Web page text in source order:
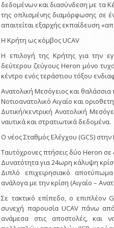
δεδομένων και διασύνδεση με τα
της οπλισμένης διαμόρφωσης σε
απαιτείται εξαρχής εκπαίδευση
Η Κρήτη ως κόμβος UCAV
Η επιλογή της Κρήτης για την
δεύτερου ζεύγους Heron μόνο
κέντρο ενός τεράστιου τόξου
Ανατολική Μεσόγειος και
Νοτιοανατολικό Αιγαίο και
Δυτική/κεντρική Ανατολική
ναυτικά και στρατιωτικά δεδομένα.
Ο νέος Σταθμός Ελέγχου (GCS)
Ταυτόχρονες πτήσεις δύο Heron
Δυνατότητα για 24ωρη κάλυψη
Διπλό επιχειρησιακό
ανάλογα με την κρίση (Αιγαίο –
Σε τακτικό επίπεδο, ο επιπλέον
συνεχή παρουσία UCAV πάνω από
ανάμεσα στις αποστολές, και